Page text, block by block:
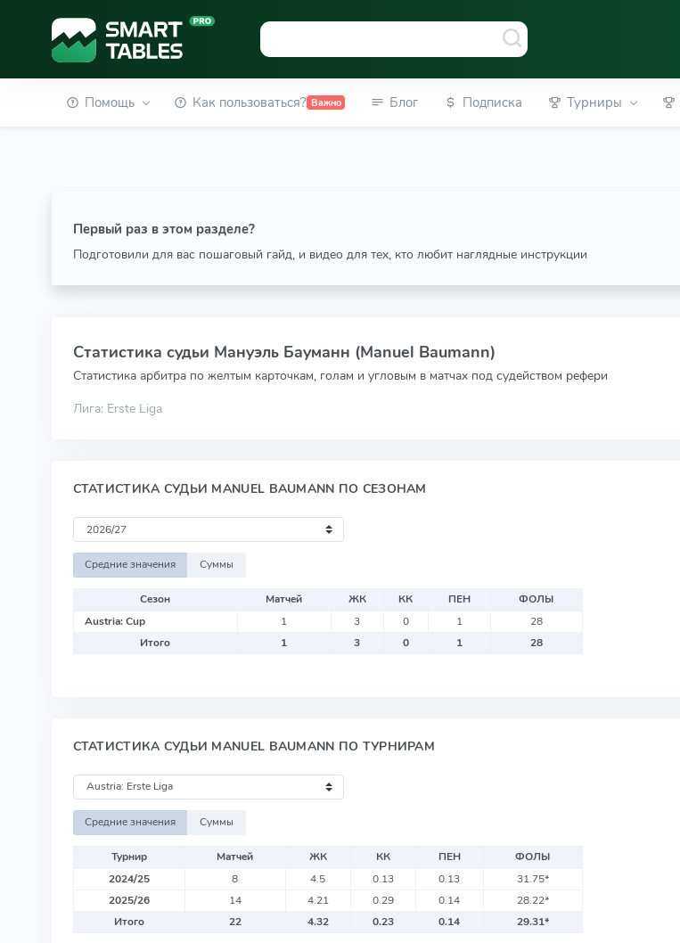
Помощь Как пользоваться? Важно Блог Подписка Турниры
Первый раз в этом разделе?
Подготовили для вас пошаговый гайд, и видео для тех, кто любит наглядные инструкции
Статистика судьи Мануэль Бауманн (Manuel Baumann)
Статистика арбитра по желтым карточкам, голам и угловым в матчах под судейством рефери
Лига: Erste Liga
СТАТИСТИКА СУДЬИ MANUEL BAUMANN ПО СЕЗОНАМ
Средние значения Суммы
Сезон Матчей ЖК КК ПЕН
ФОЛЫ
Austria: Cup
1 3 0 1
28
Итого
1 3 0 1 28
СТАТИСТИКА СУДЬИ MANUEL BAUMANN ПО ТУРНИРАМ
Средние значения Суммы
Турнир Матчей ЖК КК ПЕН
ФОЛЫ
2024/25
8 4.5 0.13 0.13 31.75*
2025/26
14 4.21 0.29 0.14 28.22*
Итого
22 4.32 0.23 0.14 29.31*